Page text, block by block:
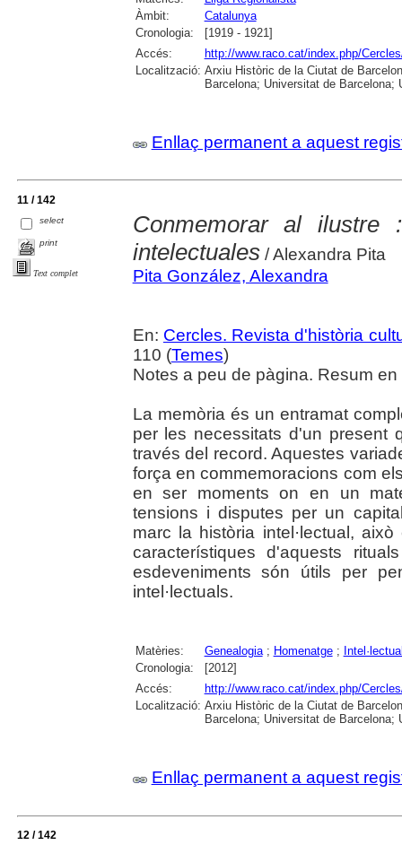
Àmbit:
Catalunya
Cronologia:
[1919 - 1921]
Accés:
http://www.raco.cat/index.php/
Localització: Arxiu Històric de la Ciutat de
Barcelona; Universitat de Barcelona;
Enllaç permanent a aquest
11 / 142
select
print
Text complet
Conmemorar al ilustre
intelectuales/ Alexandra Pita
Pita González, Alexandra
En: Cercles. Revista d'història
110 (Temes)
Notes a peu de pàgina. Resum
La memòria és un entramat
per les necessitats d'un present
través del record. Aquestes
força en commemoracions com
en ser moments on en un
tensions i disputes per un
marc la història intel·lectual,
característiques d'aquests
esdeveniments són útils per
intel·lectuals.
Matèries: Genealogia; Homenatge;
Cronologia:
[2012]
Accés:
http://www.raco.cat/index.php/
Localització: Arxiu Històric de la Ciutat de
Barcelona; Universitat de Barcelona;
Enllaç permanent a aquest
12 / 142